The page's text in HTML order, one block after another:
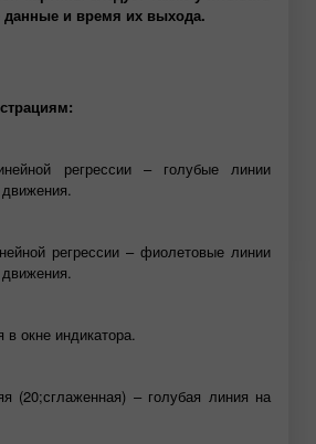
и время их выхода.
регрессии – голубые линии
регрессии – фиолетовые линии
в окне индикатора.
(20;сглаженная) – голубая линия на